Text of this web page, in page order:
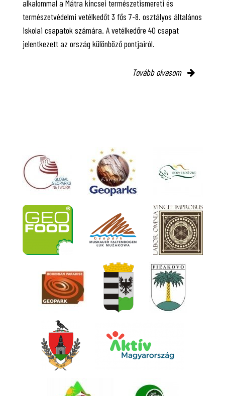
alkalommal a Mátra kincsei természetismereti és
természetvédelmi vetélkedőt 3 fős 7-8. osztályos általános
iskolai csapatok számára. A vetélkedőre 40 csapat
jelentkezett az ország különböző pontjairól.
Tovább olvasom